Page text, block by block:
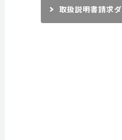
取扱説明書請求